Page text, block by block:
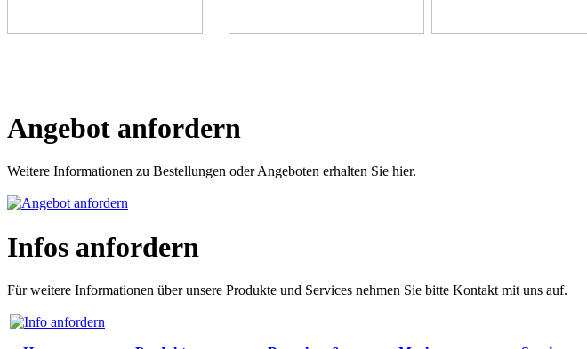
Angebot anfordern
Weitere Informationen zu Bestellungen oder Angeboten erhalten Sie hier.
Infos anfordern
Für weitere Informationen über unsere Produkte und Services nehmen Sie bitte Kontakt mit uns auf.